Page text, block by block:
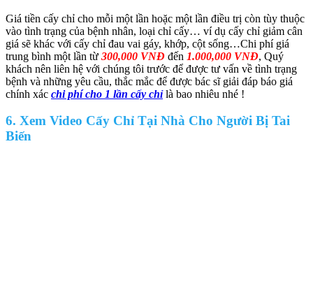
Giá tiền cấy chỉ cho mỗi một lần hoặc một lần điều trị còn tùy thuộc
vào tình trạng của bệnh nhân, loại chỉ cấy… ví dụ cấy chỉ giảm cân
giá sẽ khác với cấy chỉ đau vai gáy, khớp, cột sống…Chi phí giá
trung bình một lần từ 300,000 VNĐ đến 1.000,000 VNĐ, Quý
khách nên liên hệ với chúng tôi trước để được tư vấn về tình trạng
bệnh và những yêu cầu, thắc mắc để được bác sĩ giải đáp báo giá
chính xác chi phí cho 1 lần cấy chỉlà bao nhiêu nhé !
6. Xem Video Cấy Chỉ Tại Nhà Cho Người Bị Tai
Biến